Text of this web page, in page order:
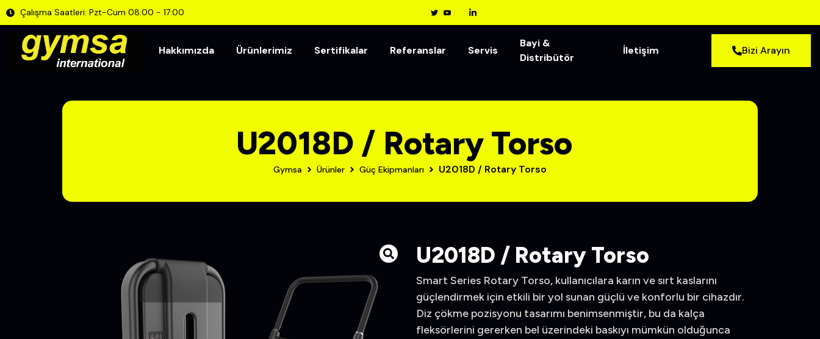
Çalışma Saatleri: Pzt-Cum 08:00 - 17:00
Hakkımızda Ürünlerimiz Sertifikalar Referanslar Servis
Bayi &
Distribütör
İletişim Bizi Arayın
U2018D / Rotary Torso
Gymsa Ürünler Güç Ekipmanları U2018D / Rotary Torso
U2018D / Rotary Torso
Smart Series Rotary Torso, kullanıcılara karın ve sırt kaslarını
güçlendirmek için etkili bir yol sunan güçlü ve konforlu bir cihazdır.
Diz çökme pozisyonu tasarımı benimsenmiştir, bu da kalça
fleksörlerini gererken bel üzerindeki baskıyı mümkün olduğunca